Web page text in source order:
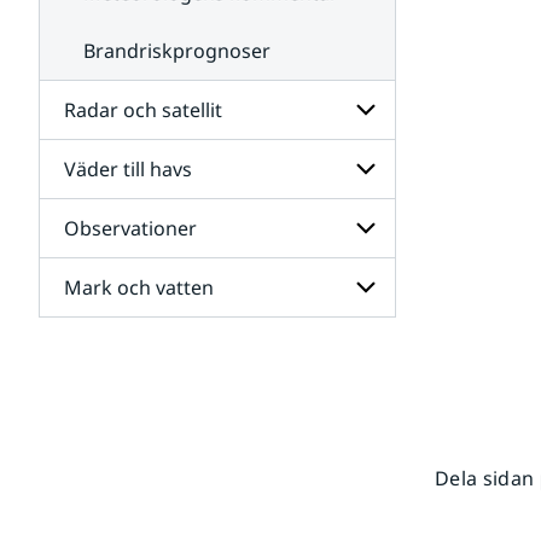
Brandriskprognoser
Radar och satellit
Undersidor
för
Radar
och
satellit
Väder till havs
Undersidor
för
Väder
till
havs
Observationer
Undersidor
för
Mark och vatten
Dela sidan